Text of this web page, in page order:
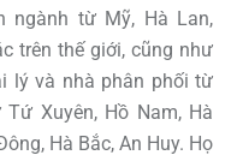
ngành từ Mỹ, Hà Lan,
trên thế giới, cũng như
lý và nhà phân phối từ
Xuyên, Hồ Nam, Hà
Hà Bắc, An Huy. Họ